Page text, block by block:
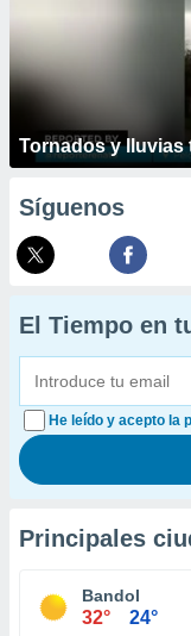
Tornados y lluvias
Síguenos
El Tiempo en
He leído y acepto la
Principales
Bandol
32° 24°